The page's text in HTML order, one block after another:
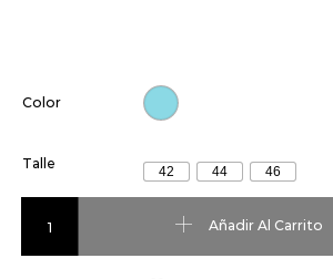
Color
Talle
42 44 46
Añadir Al Carrito